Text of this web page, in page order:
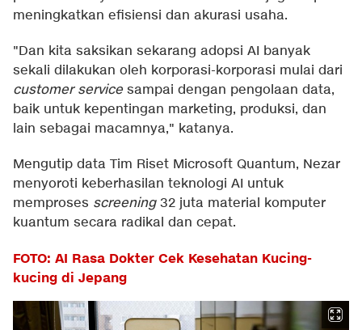
meningkatkan efisiensi dan akurasi usaha.
"Dan kita saksikan sekarang adopsi AI banyak
sekali dilakukan oleh korporasi-korporasi mulai dari
customer service sampai dengan pengolaan data,
baik untuk kepentingan marketing, produksi, dan
lain sebagai macamnya," katanya.
Mengutip data Tim Riset Microsoft Quantum, Nezar
menyoroti keberhasilan teknologi AI untuk
memproses screening32 juta material komputer
kuantum secara radikal dan cepat.
FOTO: AI Rasa Dokter Cek Kesehatan Kucing-
kucing di Jepang